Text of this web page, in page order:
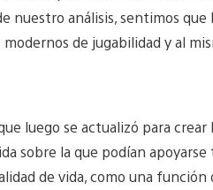
nuestro análisis, sentimos que
de jugabilidad y al
luego se actualizó para crear
sobre la que podían apoyarse
de vida, como una función